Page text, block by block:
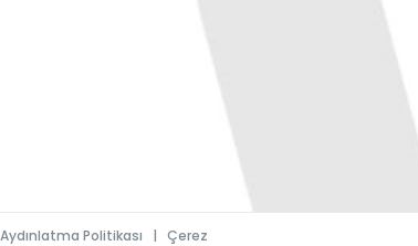
Aydınlatma Politikası |Çerez